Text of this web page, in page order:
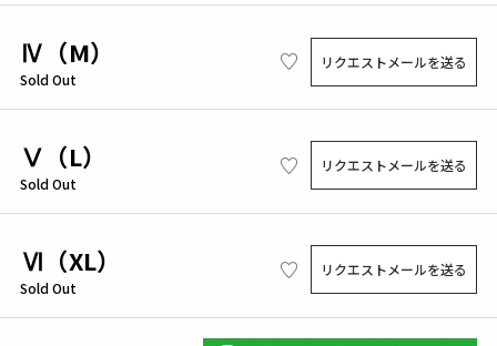
Ⅳ（M）
Sold Out
リクエストメールを送る
Ⅴ（L）
Sold Out
リクエストメールを送る
Ⅵ（XL）
Sold Out
リクエストメールを送る